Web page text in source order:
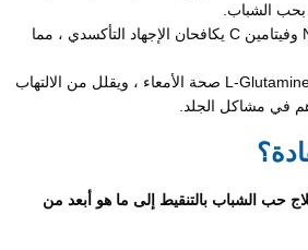
بحب الشباب.
NAC وفيتامين C يكافحان الإجهاد التأكسدي ، مما
يعزز L-Glutamine صحة الأمعاء ، ويقلل من الالتهاب
في مشاكل الجلد.
حب الشباب بالتنقيط إلى ما هو أبعد من